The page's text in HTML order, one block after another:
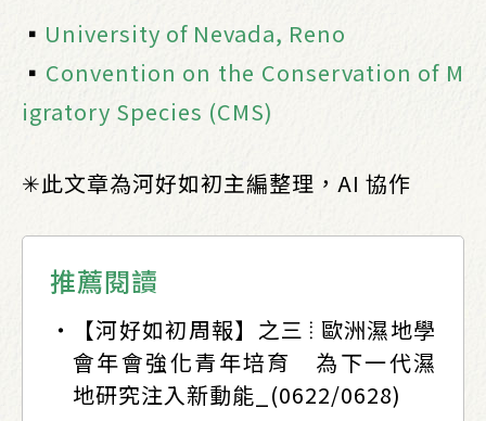
▪️ University of Nevada, Reno
▪️ Convention on the Conservation of M
igratory Species (CMS)
✳︎此文章為河好如初主編整理，AI 協作
推薦閱讀
【河好如初周報】之三 ⦙ 歐洲濕地學
會年會強化青年培育 為下一代濕
地研究注入新動能_(0622/0628)